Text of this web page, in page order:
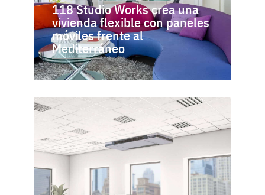
118 Studio Works crea una
vivienda flexible con paneles
móviles frente al
Mediterráneo